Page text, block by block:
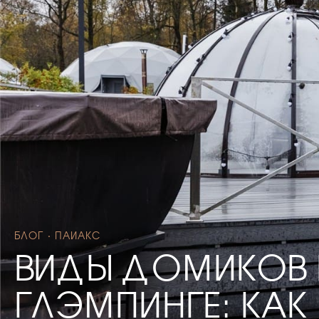
БЛОГ · ПАИАКС
ВИДЫ ДОМИКОВ
ГЛЭМПИНГЕ: КАК